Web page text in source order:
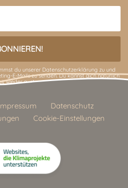
du unserer Datenschutzerklärung zu und
E-Mails zu senden. Du kannst dich natürlich
wieder austragen.
Datenschutz
Cookie-Einstellungen